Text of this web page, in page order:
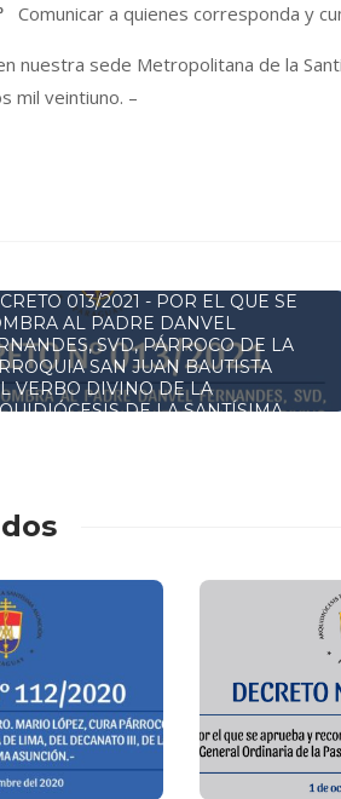
Comunicar a quienes corresponda y
nuestra sede Metropolitana de la
mil veintiuno. –
013/2021 - POR EL QUE SE
AL PADRE DANVEL
SVD, PÁRROCO DE LA
SAN JUAN BAUTISTA
VERBO DIVINO DE LA
DE LA SANTÍSIMA